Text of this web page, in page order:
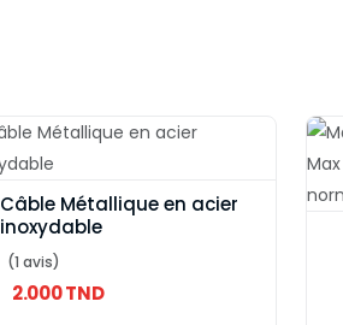
Câble Métallique en acier
inoxydable
(1 avis)
2.000 TND